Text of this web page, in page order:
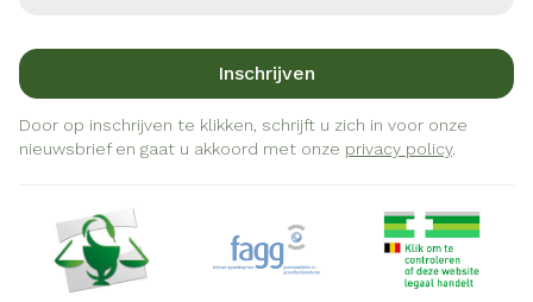
Inschrijven
Door op inschrijven te klikken, schrijft u zich in voor onze
nieuwsbrief en gaat u akkoord met onze privacy policy.